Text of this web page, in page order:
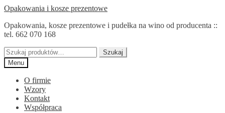
Przejdź
nawigacji
Przejdź
treści
Opakowania i kosze prezentowe
Opakowania, kosze prezentowe i pudełka na wino od producenta ::
tel. 662 070 168
Szukaj:
Szukaj
Menu
O firmie
Wzory
Kontakt
Współpraca